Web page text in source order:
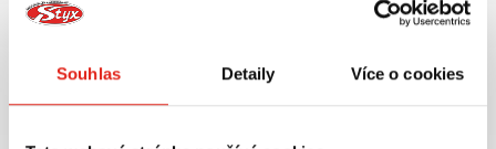
Souhlas Detaily Více o cookies
příslušenství ihned k
objednávky nad 2499 kč v